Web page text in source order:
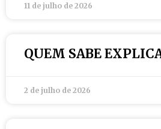
11 de julho de 2026
QUEM SABE
2 de julho de 2026